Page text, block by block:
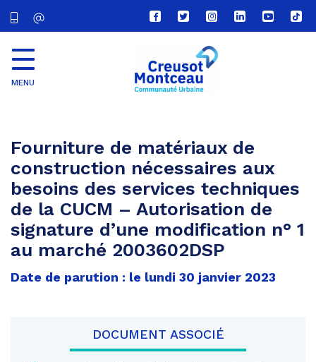
Lien
vers
compte
Facebook
Lien
vers
compte
Twitter
Lien
vers
le
compte
Lien
vers
Lien
vers
Lien
vers
MENU
Fourniture de matériaux de
construction nécessaires aux
besoins des services techniques
de la CUCM – Autorisation de
signature d’une modification n° 1
au marché 2003602DSP
Date de parution : le lundi 30 janvier 2023
DOCUMENT ASSOCIÉ